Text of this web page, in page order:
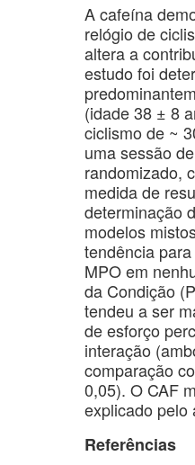
A cafeína
relógio de
altera a
estudo foi
(idade 38 ± 8
ciclismo de ~
uma sessão
randomizado,
medida de
determinação
modelos
tendência
MPO em
da Condição
tendeu a ser
de esforço
interação
comparação
0,05). O CAF
explicado pelo
Referências